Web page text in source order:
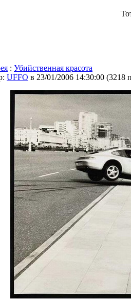
: Убийственная красота
UFFO в 23/01/2006 14:30:00 (3218